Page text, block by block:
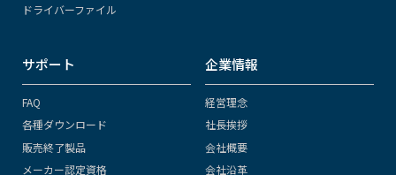
ドライバーファイル
サポート
FAQ
各種ダウンロード
販売終了製品
メーカー認定資格
企業情報
経営理念
社長挨拶
会社概要
会社沿革